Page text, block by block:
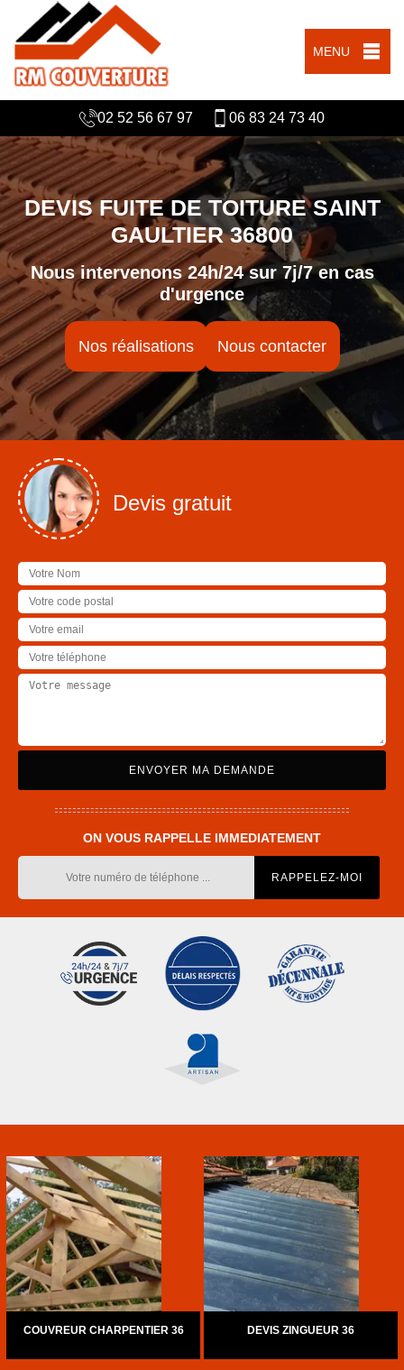
MENU
02 52 56 67 97 06 83 24 73 40
DEVIS FUITE DE TOITURE SAINT
GAULTIER 36800
Nous intervenons 24h/24 sur 7j/7 en cas
d'urgence
Nos réalisations Nous contacter
Devis gratuit
ON VOUS RAPPELLE IMMEDIATEMENT
COUVREUR CHARPENTIER 36 DEVIS ZINGUEUR 36